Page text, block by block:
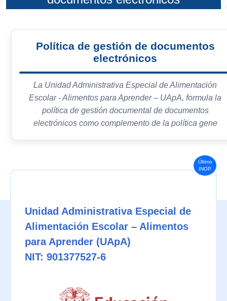
Último
INOP
Política de gestión de documentos
electrónicos
La Unidad Administrativa Especial de Alimentación
Escolar - Alimentos para Aprender – UApA, formula la
política de gestión documental de documentos
electrónicos como complemento de la política gene
Unidad Administrativa Especial de
Alimentación Escolar – Alimentos
para Aprender (UApA)
NIT: 901377527-6